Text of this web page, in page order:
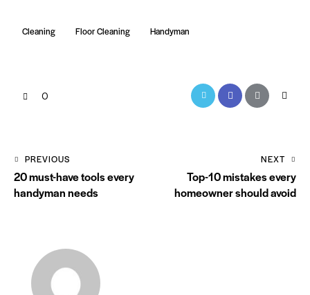
Cleaning Floor Cleaning Handyman
0
PREVIOUS
20 must-have tools every
handyman needs
NEXT
Top-10 mistakes every
homeowner should avoid